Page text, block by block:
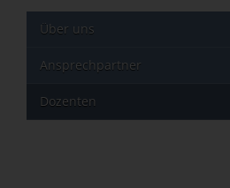
Über uns
Ansprechpartner
Dozenten